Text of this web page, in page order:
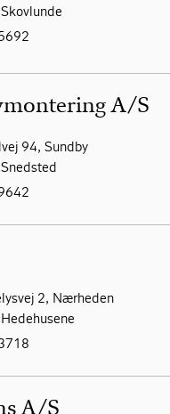
A/S
94, Sundby
2, Nærheden
A/S